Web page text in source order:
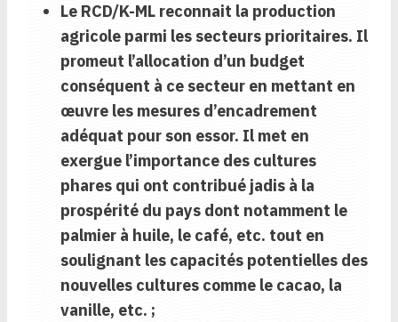
Le RCD/K-ML reconnait la production
agricole parmi les secteurs prioritaires. Il
promeut l’allocation d’un budget
conséquent à ce secteur en mettant en
œuvre les mesures d’encadrement
adéquat pour son essor. Il met en
exergue l’importance des cultures
phares qui ont contribué jadis à la
prospérité du pays dont notamment le
palmier à huile, le café, etc. tout en
soulignant les capacités potentielles des
nouvelles cultures comme le cacao, la
vanille, etc. ;